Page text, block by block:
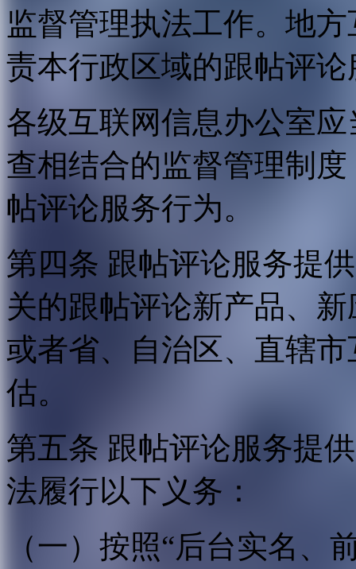
监督管理执法工作。地
责本行政区域的跟帖评
各级互联网信息办公室
查相结合的监督管理制
帖评论服务行为。
第四条 跟帖评论服务提
关的跟帖评论新产品、
或者省、自治区、直辖
估。
第五条 跟帖评论服务提
法履行以下义务：
（一）按照“后台实名、